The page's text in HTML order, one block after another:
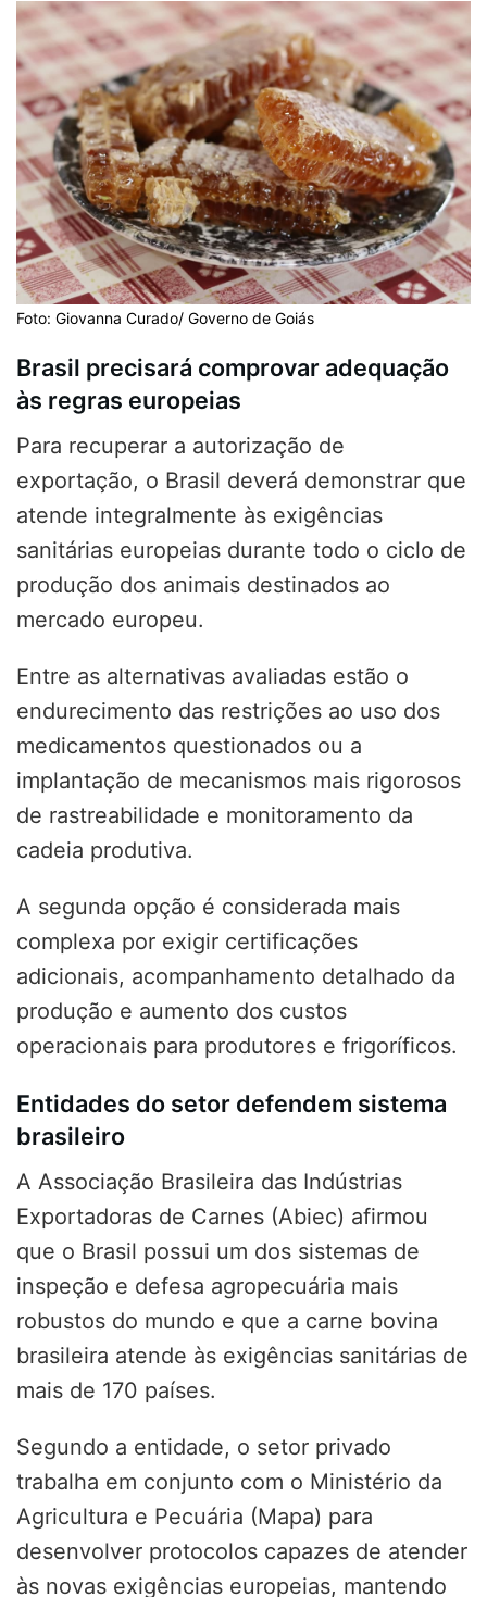
Foto: Giovanna Curado/ Governo de Goiás
Brasil precisará comprovar adequação
às regras europeias
Para recuperar a autorização de
exportação, o Brasil deverá demonstrar que
atende integralmente às exigências
sanitárias europeias durante todo o ciclo de
produção dos animais destinados ao
mercado europeu.
Entre as alternativas avaliadas estão o
endurecimento das restrições ao uso dos
medicamentos questionados ou a
implantação de mecanismos mais rigorosos
de rastreabilidade e monitoramento da
cadeia produtiva.
A segunda opção é considerada mais
complexa por exigir certificações
adicionais, acompanhamento detalhado da
produção e aumento dos custos
operacionais para produtores e frigoríficos.
Entidades do setor defendem sistema
brasileiro
A Associação Brasileira das Indústrias
Exportadoras de Carnes (Abiec) afirmou
que o Brasil possui um dos sistemas de
inspeção e defesa agropecuária mais
robustos do mundo e que a carne bovina
brasileira atende às exigências sanitárias de
mais de 170 países.
Segundo a entidade, o setor privado
trabalha em conjunto com o Ministério da
Agricultura e Pecuária (Mapa) para
desenvolver protocolos capazes de atender
às novas exigências europeias, mantendo